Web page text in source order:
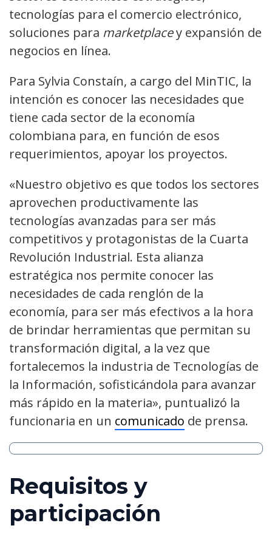
tecnologías para el comercio electrónico,
soluciones para marketplacey expansión de
negocios en línea.
Para Sylvia Constaín, a cargo del MinTIC, la
intención es conocer las necesidades que
tiene cada sector de la economía
colombiana para, en función de esos
requerimientos, apoyar los proyectos.
«Nuestro objetivo es que todos los sectores
aprovechen productivamente las
tecnologías avanzadas para ser más
competitivos y protagonistas de la Cuarta
Revolución Industrial. Esta alianza
estratégica nos permite conocer las
necesidades de cada renglón de la
economía, para ser más efectivos a la hora
de brindar herramientas que permitan su
transformación digital, a la vez que
fortalecemos la industria de Tecnologías de
la Información, sofisticándola para avanzar
más rápido en la materia», puntualizó la
funcionaria en un comunicado de prensa.
Requisitos y
participación